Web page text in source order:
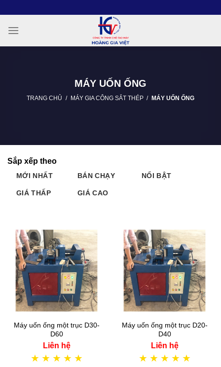
nội
MÁY UỐN ỐNG
TRANG CHỦ / MÁY GIA CÔNG SẮT THÉP / MÁY UỐN ỐNG
Sắp xếp theo
MỚI NHẤT BÁN CHẠY NỔI BẬT
GIÁ THẤP GIÁ CAO
Máy uốn ống một trục D30-
D60
Liên hệ
★ ★ ★ ★ ★
Máy uốn ống một trục D20-
D40
Liên hệ
★ ★ ★ ★ ★